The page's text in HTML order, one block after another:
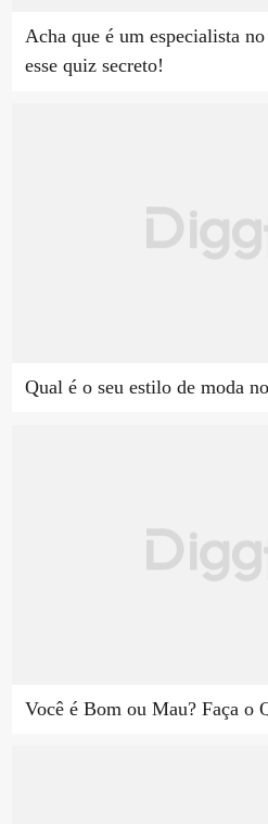
Acha que é um especialista
esse quiz secreto!
Qual é o seu estilo de moda
Você é Bom ou Mau? Faça o